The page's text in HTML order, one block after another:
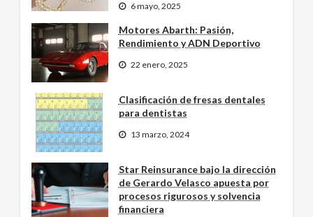
6 mayo, 2025
Motores Abarth: Pasión,
Rendimiento y ADN Deportivo
22 enero, 2025
Clasificación de fresas dentales
para dentistas
13 marzo, 2024
Star Reinsurance bajo la dirección
de Gerardo Velasco apuesta por
procesos rigurosos y solvencia
financiera